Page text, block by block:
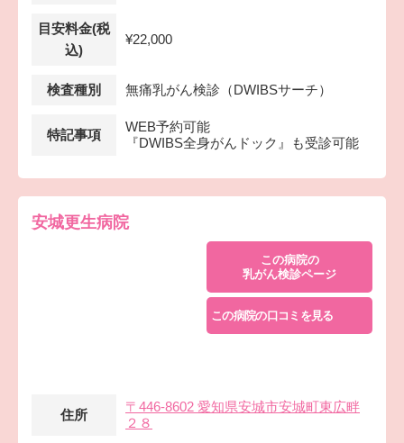
目安料金(税
込)
¥22,000
検査種別 無痛乳がん検診（DWIBSサーチ）
特記事項
WEB予約可能
『DWIBS全身がんドック』も受診可能
安城更生病院
この病院の
乳がん検診ページ
この病院の口コミを見る
住所
〒446-8602 愛知県安城市安城町東広畔
２８